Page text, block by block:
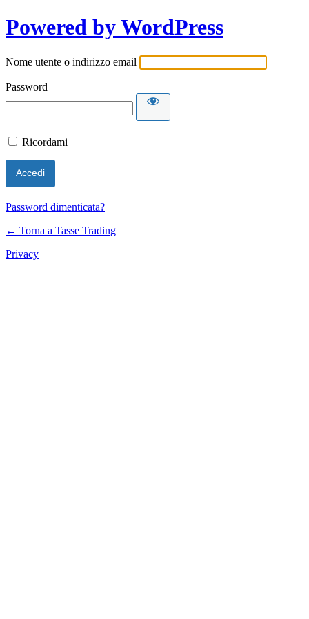
Powered by WordPress
Nome utente o indirizzo email
Password
Ricordami
Password dimenticata?
← Torna a Tasse Trading
Privacy